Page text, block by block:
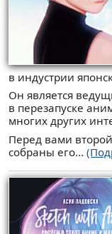
в индустрии
Он является
в перезапуске
многих других
Перед вами
собраны его...